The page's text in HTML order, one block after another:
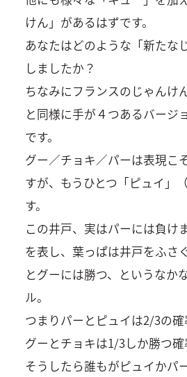
けん」があるはずです。
あなたはどのような「新たな
しましたか？
ちなみにフランスのじゃんけ
と同様に手が４つあるバージ
です。
グー／チョキ／パーは表現こ
すが、もうひとつ「ピュイ」
す。
この井戸、実はパーには負け
を表し、葉っぱは井戸をふさ
とグーには勝つ、というなか
ル。
つまりパーとピュイは2/3の確
グーとチョキは1/3しか勝つ確
そうしたら誰もがピュイかパ